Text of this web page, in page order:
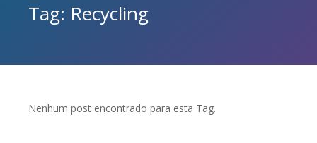
Tag: Recycling
Nenhum post encontrado para esta Tag.